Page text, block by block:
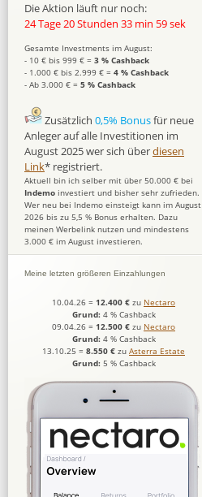
Die Aktion läuft nur noch:
24 Tage 20 Stunden 33 min 58 sek
Gesamte Investments im August:
- 10 € bis 999 € = 3 % Cashback
- 1.000 € bis 2.999 € = 4 % Cashback
- Ab 3.000 € = 5 % Cashback
Zusätzlich 0,5% Bonusfür neue
Anleger auf alle Investitionen im
August 2025 wer sich überdiesen
Link* registriert.
Aktuell bin ich selber mit über 50.000 € bei
Indemo investiert und bisher sehr zufrieden.
Wer neu bei Indemo einsteigt kann im August
2026 bis zu 5,5 % Bonus erhalten. Dazu
meinen Werbelink nutzen und mindestens
3.000 € im August investieren.
Meine letzten größeren Einzahlungen
10.04.26 = 12.400 € zu Nectaro
Grund: 4 % Cashback
09.04.26 = 12.500 € zu Nectaro
Grund: 4 % Cashback
13.10.25 = 8.550 € zu Asterra Estate
Grund: 5 % Cashback